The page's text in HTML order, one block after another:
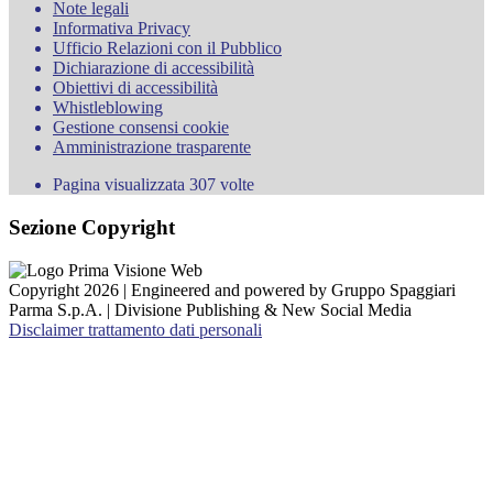
Note legali
Informativa Privacy
Ufficio Relazioni con il Pubblico
Dichiarazione di accessibilità
Obiettivi di accessibilità
Whistleblowing
Gestione consensi cookie
Amministrazione trasparente
Pagina visualizzata 307 volte
Sezione Copyright
Copyright 2026 | Engineered and powered by Gruppo Spaggiari
Parma S.p.A. | Divisione Publishing & New Social Media
Disclaimer trattamento dati personali